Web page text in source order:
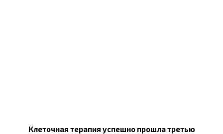
Клеточная терапия успешно прошла третью